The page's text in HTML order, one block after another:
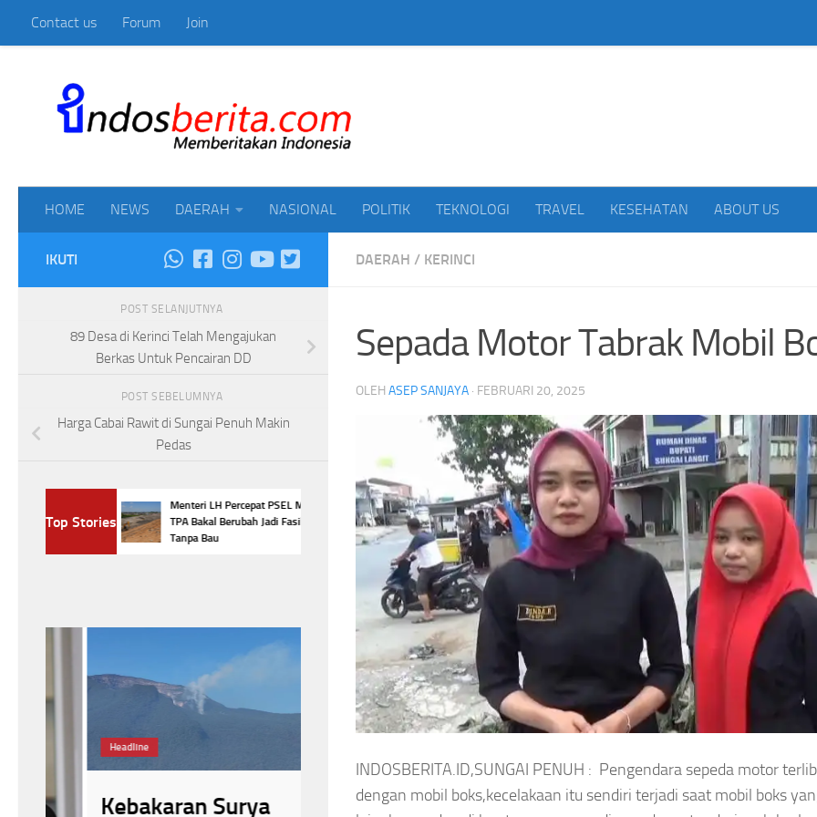
Skip to content
Contact us Forum Join
HOME NEWS DAERAH NASIONAL POLITIK TEKNOLOGI TRAVEL KESEHATAN ABOUT US
DAERAH / KERINCI
Sepada Motor Tabrak Mobil
OLEH ASEP SANJAYA · FEBRUARI 20, 2025
INDOSBERITA.ID,SUNGAI PENUH : Pengendara sepeda motor
dengan mobil boks,kecelakaan itu sendiri terjadi saat mobil boks
IKUTI
POST SELANJUTNYA
89 Desa di Kerinci Telah Mengajukan
Berkas Untuk Pencairan DD
POST SEBELUMNYA
Harga Cabai Rawit di Sungai Penuh Makin
Pedas
Top Stories
Menteri LH Percepat PSEL Makassar,
TPA Bakal Berubah Jadi Fasilitas Modern
Tanpa Bau
5 Tren Kebaya 2026 yang Bikin
Penampilan Makin Anggun,Nomor 3 Jadi
Favorit
Megawati Hangestri Curi
Korea Selatan, Julukan
Berkerudung Melekat pada
Voli
Kebakaran Surya
#Kementerian Lingkungan Hidup
Headline
Pengelolaan Sampah
Menteri LH Percepat
Headline